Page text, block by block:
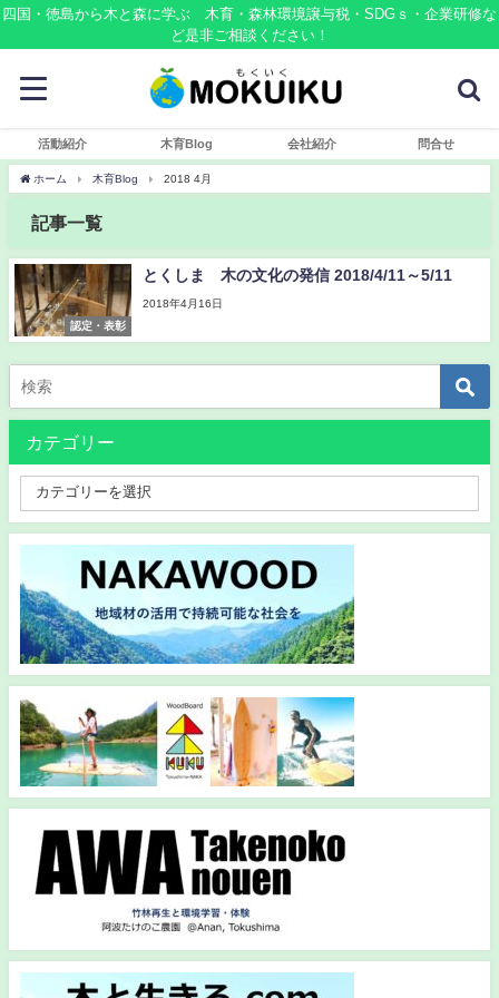
四国・徳島から木と森に学ぶ 木育・森林環境譲与税・SDGｓ・企業研修な
ど是非ご相談ください！
活動紹介 木育Blog 会社紹介 問合せ
ホーム 木育Blog 2018 4月
記事一覧
認定・表彰
とくしま 木の文化の発信 2018/4/11～5/11
2018年4月16日
カテゴリー